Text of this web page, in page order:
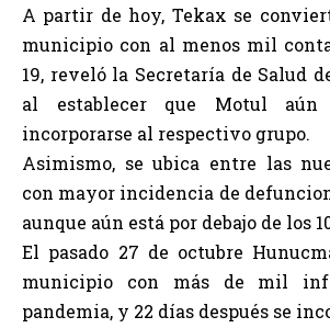
A partir de hoy, Tekax se
municipio con al menos mil
19, reveló la Secretaría de Salud
al establecer que Motul
incorporarse al respectivo grupo.
Asimismo, se ubica entre las
con mayor incidencia de
aunque aún está por debajo de los
El pasado 27 de octubre
municipio con más de mil
pandemia, y 22 días después se